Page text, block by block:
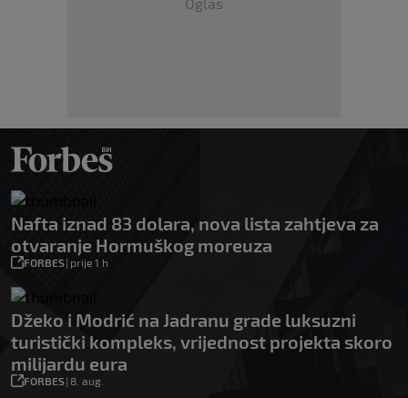
Nafta iznad 83 dolara, nova lista zahtjeva za
otvaranje Hormuškog moreuza
FORBES| prije 1 h
Džeko i Modrić na Jadranu grade luksuzni
turistički kompleks, vrijednost projekta skoro
milijardu eura
FORBES| 8. aug.